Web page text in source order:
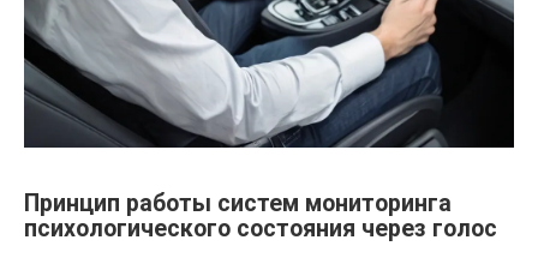
Принцип работы систем мониторинга
психологического состояния через голос